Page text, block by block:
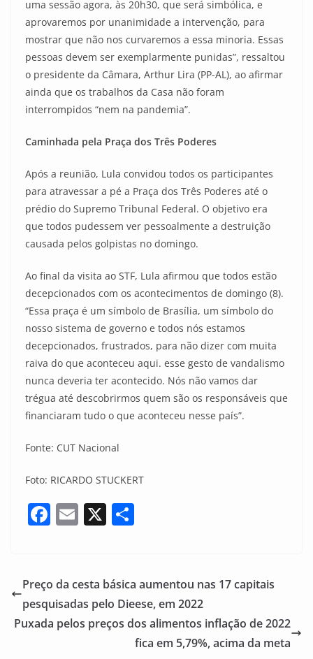
uma sessão agora, às 20h30, que será simbólica, e
aprovaremos por unanimidade a intervenção, para
mostrar que não nos curvaremos a essa minoria. Essas
pessoas devem ser exemplarmente punidas”, ressaltou
o presidente da Câmara, Arthur Lira (PP-AL), ao afirmar
ainda que os trabalhos da Casa não foram
interrompidos “nem na pandemia”.
Caminhada pela Praça dos Três Poderes
Após a reunião, Lula convidou todos os participantes
para atravessar a pé a Praça dos Três Poderes até o
prédio do Supremo Tribunal Federal. O objetivo era
que todos pudessem ver pessoalmente a destruição
causada pelos golpistas no domingo.
Ao final da visita ao STF, Lula afirmou que todos estão
decepcionados com os acontecimentos de domingo (8).
“Essa praça é um símbolo de Brasília, um símbolo do
nosso sistema de governo e todos nós estamos
decepcionados, frustrados, para não dizer com muita
raiva do que aconteceu aqui. esse gesto de vandalismo
nunca deveria ter acontecido. Nós não vamos dar
trégua até descobrirmos quem são os responsáveis que
financiaram tudo o que aconteceu nesse país”.
Fonte: CUT Nacional
Foto: RICARDO STUCKERT
F
e
b
o
E
l
X
e
Preço da cesta básica aumentou nas 17 capitais
pesquisadas pelo Dieese, em 2022
Puxada pelos preços dos alimentos inflação de 2022
fica em 5,79%, acima da meta